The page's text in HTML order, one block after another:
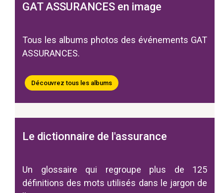
GAT ASSURANCES en image
Tous les albums photos des événements GAT
ASSURANCES.
Découvrez tous les albums
Le dictionnaire de l'assurance
Un glossaire qui regroupe plus de 125
définitions des mots utilisés dans le jargon de